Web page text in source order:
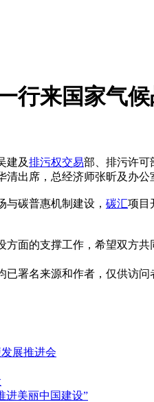
行来国家气
建及排污权交易部、排污许可
出席，总经济师张昕及办
与碳普惠机制建设， 碳汇项目
面的支撑工作，希望双方
署名来源和作者，仅供访
展推进会
美丽中国建设”